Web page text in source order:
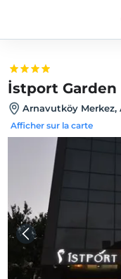
İstport Garden
Arnavutköy
Afficher sur la carte